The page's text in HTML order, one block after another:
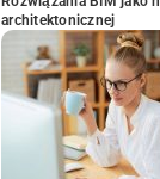
architektonicznej